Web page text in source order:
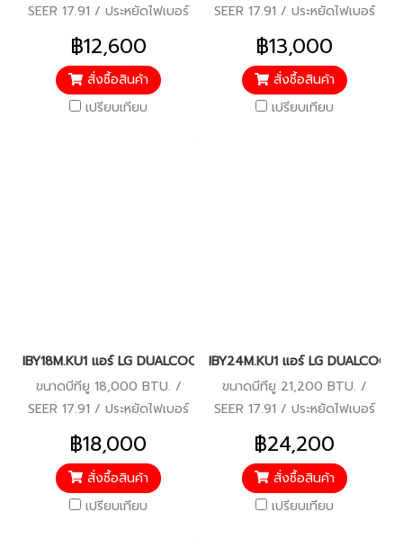
SEER 17.91 / ประหยัดไฟเบอร์
5 / ราคารวมบริการติดตั้งแล้ว*
฿12,600
สั่งซื้อสินค้า
เปรียบเทียบ
SEER 17.91 / ประหยัดไฟเบอร์
5 / ราคารวมบริการติดตั้งแล้ว*
฿13,000
สั่งซื้อสินค้า
เปรียบเทียบ
IBY18M.KU1 แอร์ LG DUALCOOL IBY แอร์แอลจี อินเวอร์เตอร์ น้ำ
ขนาดบีทียู 18,000 BTU. /
SEER 17.91 / ประหยัดไฟเบอร์
5 / ราคารวมบริการติดตั้งแล้ว*
฿18,000
สั่งซื้อสินค้า
เปรียบเทียบ
IBY24M.KU1 แอร์ LG
ขนาดบีทียู 21,200 BTU. /
SEER 17.91 / ประหยัดไฟเบอร์
5 / ราคารวมบริการติดตั้งแล้ว*
฿24,200
สั่งซื้อสินค้า
เปรียบเทียบ